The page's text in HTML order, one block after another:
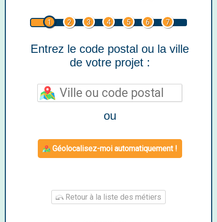
1 2 3 4 5 6 7
Entrez le code postal ou la ville
de votre projet :
ou
Géolocalisez-moi automatiquement !
Retour à la liste des métiers